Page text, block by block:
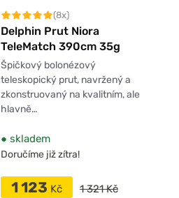
(8x)
Delphin Prut Niora
TeleMatch 390cm 35g
Špičkový bolonézový
teleskopický prut, navržený a
zkonstruovaný na kvalitním, ale
hlavně…
● skladem
Doručíme již zítra!
1 123 Kč
1 321 Kč